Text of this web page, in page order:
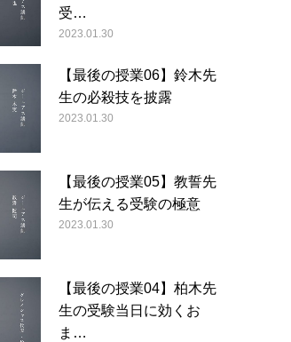
受…
2023.01.30
【最後の授業06】鈴木先
生の必殺技を披露
2023.01.30
【最後の授業05】教誓先
生が伝える受験の極意
2023.01.30
【最後の授業04】柏木先
生の受験当日に効くお
ま…